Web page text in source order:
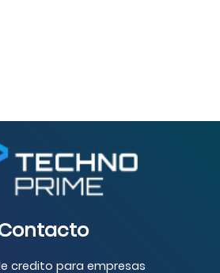
credito para empresas